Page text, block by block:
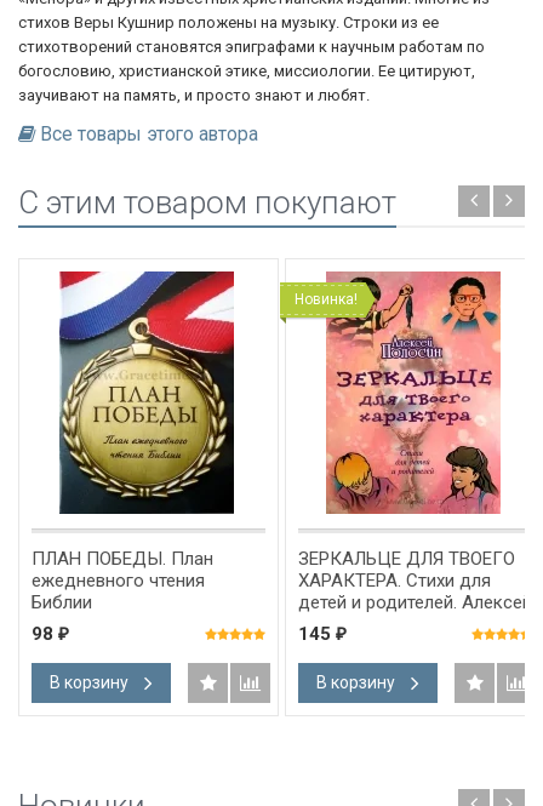
стихов Веры Кушнир положены на музыку. Строки из ее
стихотворений становятся эпиграфами к научным работам по
богословию, христианской этике, миссиологии. Ее цитируют,
заучивают на память, и просто знают и любят.
Все товары этого автора
C этим товаром покупают
ПЛАН ПОБЕДЫ. План
ежедневного чтения
Библии
98 ₽
В корзину
Новинка!
ЗЕРКАЛЬЦЕ ДЛЯ ТВОЕГО
ХАРАКТЕРА. Стихи для
детей и родителей. Алексей
Полосин
145 ₽
В корзину